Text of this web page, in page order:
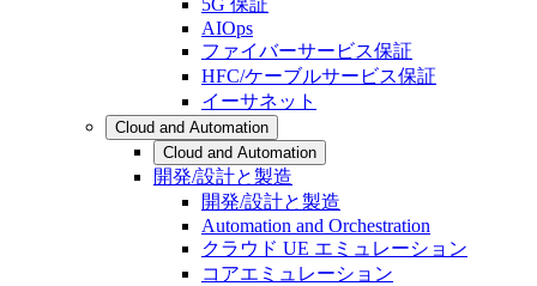
5G 保証
AIOps
ファイバーサービス保証
HFC/ケーブルサービス保証
イーサネット
Cloud and Automation
Cloud and Automation
開発/設計と製造
開発/設計と製造
Automation and Orchestration
クラウド UE エミュレーション
コアエミュレーション